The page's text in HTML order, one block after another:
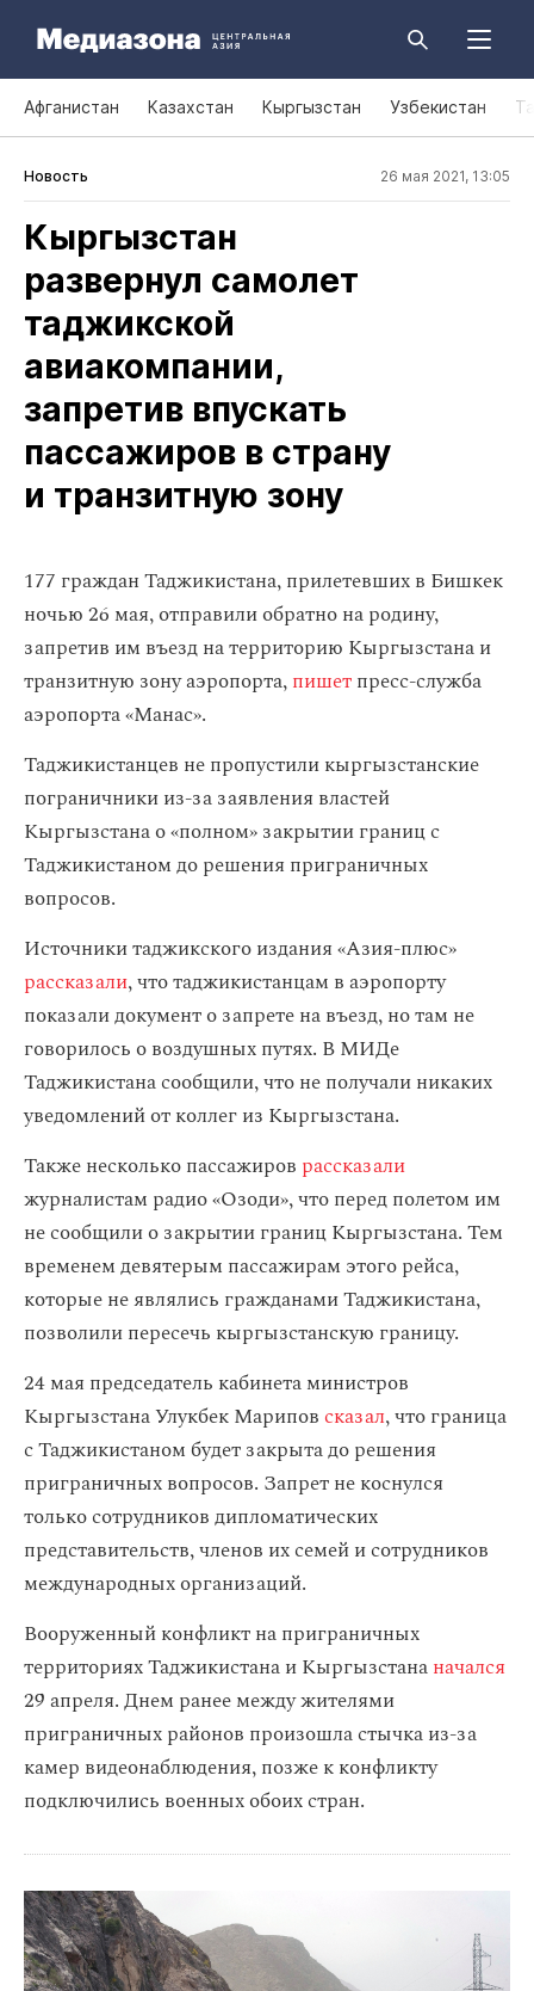
Афганистан Казахстан Кыргызстан Узбекистан
Новость 26 мая 2021, 13:05
Кыргызстан
развернул самолет
таджикской
авиакомпании,
запретив впускать
пассажиров в страну
и транзитную зону
177 граждан Таджикистана, прилетевших в Бишкек
ночью 26 мая, отправили обратно на родину,
запретив им въезд на территорию Кыргызстана и
транзитную зону аэропорта,пишетпресс-служба
аэропорта «Манас».
Таджикистанцев не пропустили кыргызстанские
пограничники из-за заявления властей
Кыргызстана о «полном» закрытии границ с
Таджикистаном до решения приграничных
вопросов.
Источники таджикского издания «Азия-плюс»
рассказали, что таджикистанцам в аэропорту
показали документ о запрете на въезд, но там не
говорилось о воздушных путях. В МИДе
Таджикистана сообщили, что не получали никаких
уведомлений от коллег из Кыргызстана.
Также несколько пассажиров рассказали
журналистам радио «Озоди», что перед полетом им
не сообщили о закрытии границ Кыргызстана. Тем
временем девятерым пассажирам этого рейса,
которые не являлись гражданами Таджикистана,
позволили пересечь кыргызстанскую границу.
24 мая председатель кабинета министров
Кыргызстана Улукбек Мариповсказал, что граница
с Таджикистаном будет закрыта до решения
приграничных вопросов. Запрет не коснулся
только сотрудников дипломатических
представительств, членов их семей и сотрудников
международных организаций.
Вооруженный конфликт на приграничных
территориях Таджикистана и Кыргызстананачался
29 апреля. Днем ранее между жителями
приграничных районов произошла стычка из-за
камер видеонаблюдения, позже к конфликту
подключились военных обоих стран.